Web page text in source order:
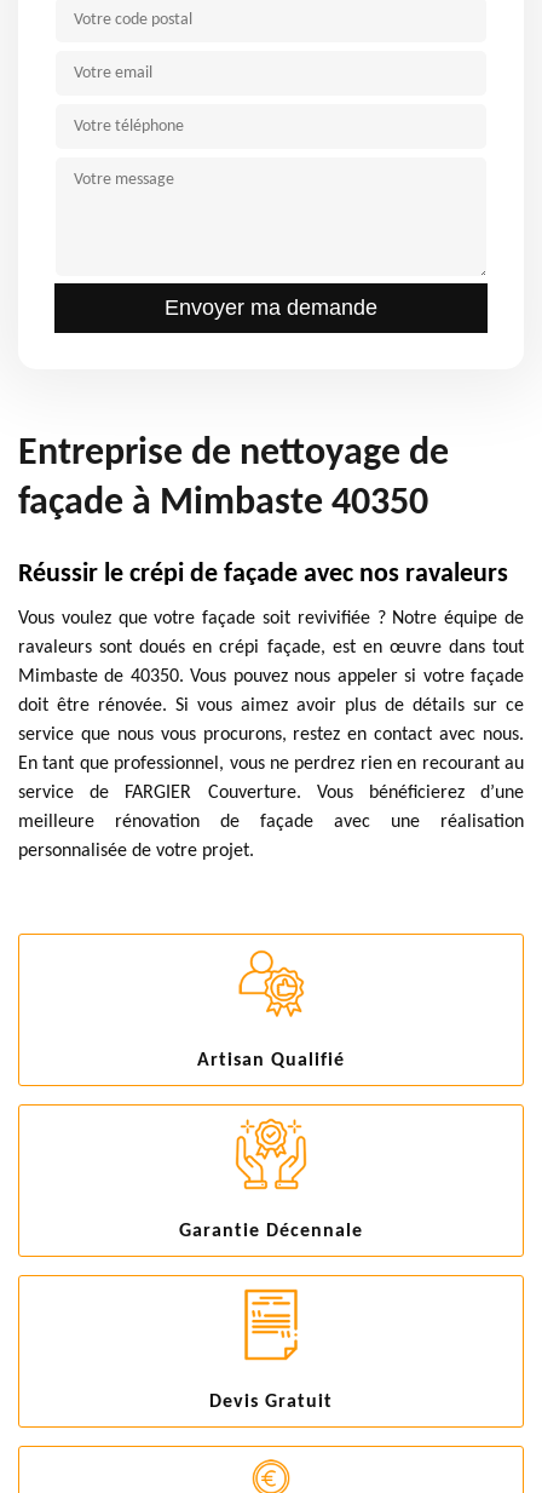
Entreprise de nettoyage de
façade à Mimbaste 40350
Réussir le crépi de façade avec nos ravaleurs
Vous voulez que votre façade soit revivifiée ? Notre équipe de
ravaleurs sont doués en crépi façade, est en œuvre dans tout
Mimbaste de 40350. Vous pouvez nous appeler si votre façade
doit être rénovée. Si vous aimez avoir plus de détails sur ce
service que nous vous procurons, restez en contact avec nous.
En tant que professionnel, vous ne perdrez rien en recourant au
service de FARGIER Couverture. Vous bénéficierez d’une
meilleure rénovation de façade avec une réalisation
personnalisée de votre projet.
Artisan Qualifié
Garantie Décennale
Devis Gratuit